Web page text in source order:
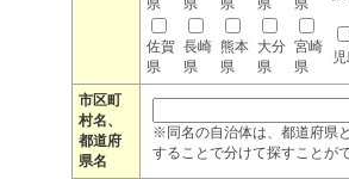
県
県
県
県
県
佐賀
県
長崎
県
熊本
県
大分
県
宮崎
県
市区町
村名、
都道府
県名
※同名の自治体は、都道府県
することで分けて探すことが